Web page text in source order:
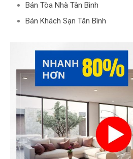
Bán Tòa Nhà Tân Bình
Bán Khách Sạn Tân Bình